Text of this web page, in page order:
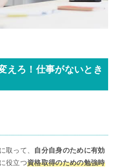
えろ！仕事がないとき
取って、
自分自身のために有効
役立つ資格取得のための勉強時